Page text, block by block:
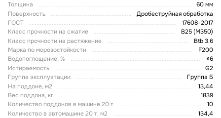
Толщина
60 мм
Поверхность
Дробеструйная обработка
ГОСТ
17608-2017
Класс прочности на сжатие
В25 (М350)
Класс прочности на растяжение
Btb 3.6
Марка по морозостойкости
F200
Водопоглощение, %
≤6
Истираемость
G2
Группа эксплуатации
Группа Б
На поддоне, м2
13,44
Вес поддона, кг
1839
Количество поддонов в машине 20 т
10
Количество в автомашине 20 т, м2
134,4